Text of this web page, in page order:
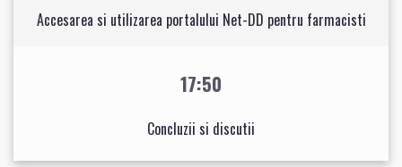
Accesarea si utilizarea portalului Net-DD pentru farmacisti
17:50
Concluzii si discutii